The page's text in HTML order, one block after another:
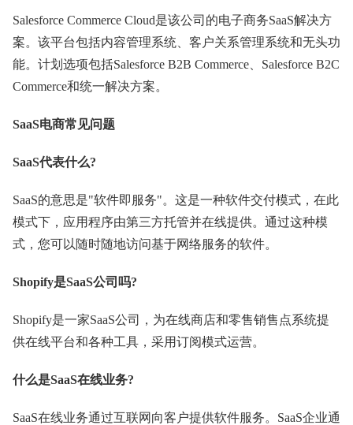
Salesforce Commerce Cloud是该公司的电子商务SaaS解决方
案。该平台包括内容管理系统、客户关系管理系统和无头功
能。计划选项包括Salesforce B2B Commerce、Salesforce B2C
Commerce和统一解决方案。
SaaS电商常见问题
SaaS代表什么?
SaaS的意思是"软件即服务"。这是一种软件交付模式，在此
模式下，应用程序由第三方托管并在线提供。通过这种模
式，您可以随时随地访问基于网络服务的软件。
Shopify是SaaS公司吗?
Shopify是一家SaaS公司，为在线商店和零售销售点系统提
供在线平台和各种工具，采用订阅模式运营。
什么是SaaS在线业务?
SaaS在线业务通过互联网向客户提供软件服务。SaaS企业通